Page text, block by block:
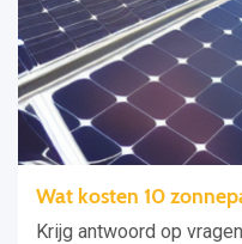
Wat kosten 10
Krijg antwoord op